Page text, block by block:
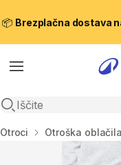
📦 Brezplačna dostava
Meni
Odpri iskanje
Domov
Otroci Otroška